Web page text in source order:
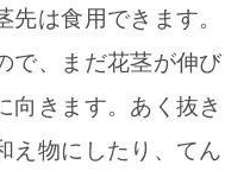
先は食用できます。
で、まだ花茎が伸び
向きます。あく抜き
え物にしたり、てん